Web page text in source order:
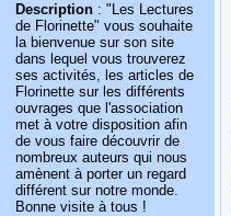
Description : "Les Lectures
de Florinette" vous souhaite
la bienvenue sur son site
dans lequel vous trouverez
ses activités, les articles de
Florinette sur les différents
ouvrages que l'association
met à votre disposition afin
de vous faire découvrir de
nombreux auteurs qui nous
amènent à porter un regard
différent sur notre monde.
Bonne visite à tous !